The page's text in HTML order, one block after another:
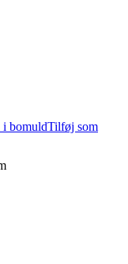
Tilføj som